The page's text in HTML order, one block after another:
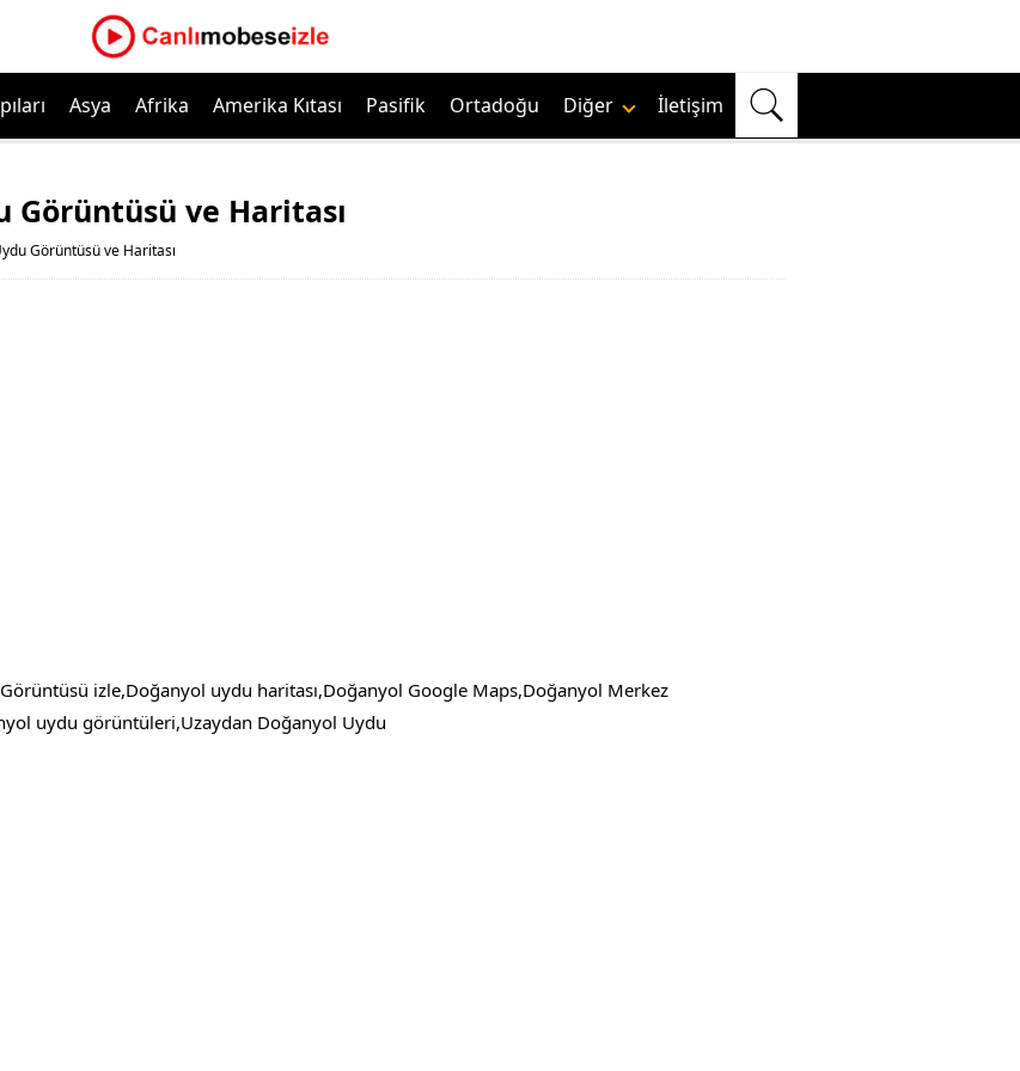
Asya Afrika Amerika Kıtası Pasifik Ortadoğu Diğer İletişim
Görüntüsü ve Haritası
Görüntüsü ve Haritası
izle,Doğanyol uydu haritası,Doğanyol Google Maps,Doğanyol Merkez
uydu görüntüleri,Uzaydan Doğanyol Uydu